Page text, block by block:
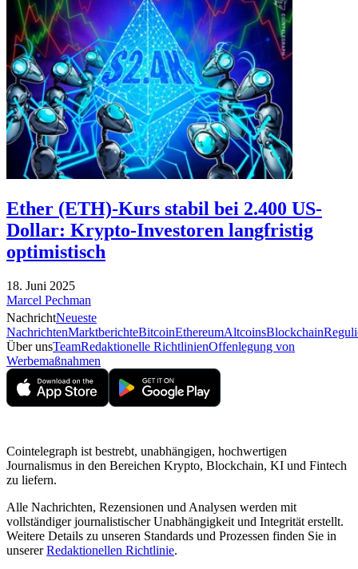
Ether (ETH)-Kurs stabil bei 2.400 US-
Dollar: Krypto-Investoren langfristig
optimistisch
18. Juni 2025
Marcel Pechman
NachrichtNeueste
NachrichtenMarktberichteBitcoinEthereumAltcoinsBlockchain
Über unsTeamRedaktionelle RichtlinienOffenlegung von
Werbemaßnahmen
Cointelegraph ist bestrebt, unabhängigen, hochwertigen
Journalismus in den Bereichen Krypto, Blockchain, KI und Fintech
zu liefern.
Alle Nachrichten, Rezensionen und Analysen werden mit
vollständiger journalistischer Unabhängigkeit und Integrität erstellt.
Weitere Details zu unseren Standards und Prozessen finden Sie in
unsererRedaktionellen Richtlinie.